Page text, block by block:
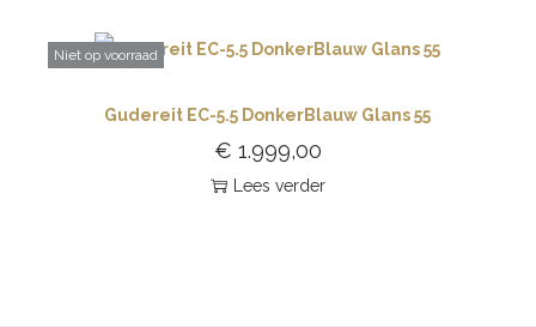
Niet op voorraad
Gudereit EC-5.5 DonkerBlauw Glans 55
€ 1.999,00
Lees verder